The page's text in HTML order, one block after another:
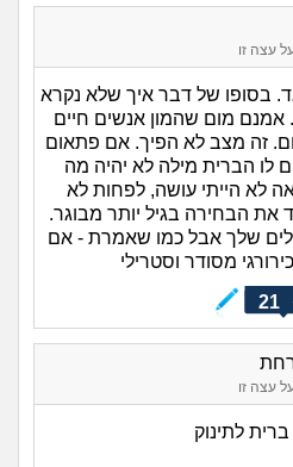
עצה זו
בסופו של דבר איך שלא נקרא
אמנם מום שהמון אנשים חיים
זה מצב לא הפיך. אם פתאום
לו הברית מילה לא יהיה מה
לא הייתי עושה, לפחות לא
את הבחירה בגיל יותר מבוגר.
שלך אבל כמו שאמרת - אם
מסודר וסטרילי
21
עצה זו
לתינוק